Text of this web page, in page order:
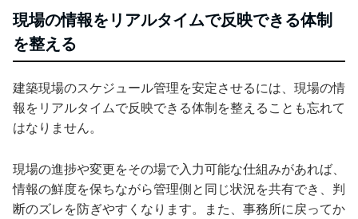
現場の情報をリアルタイムで反映できる体制
を整える
建築現場のスケジュール管理を安定させるには、現場の情
報をリアルタイムで反映できる体制を整えることも忘れて
はなりません。
現場の進捗や変更をその場で入力可能な仕組みがあれば、
情報の鮮度を保ちながら管理側と同じ状況を共有でき、判
断のズレを防ぎやすくなります。また、事務所に戻ってか